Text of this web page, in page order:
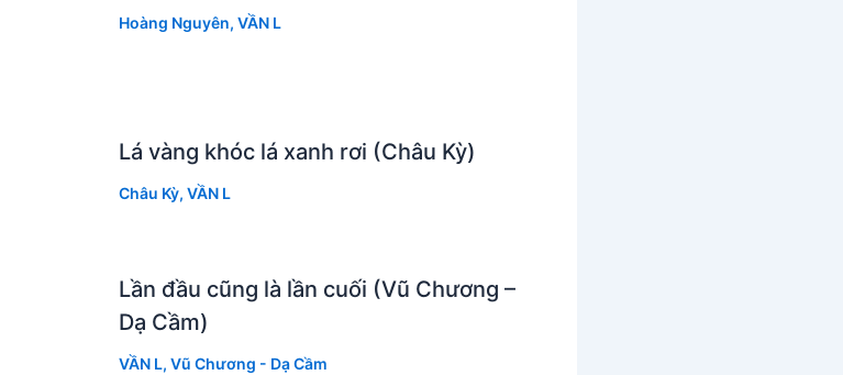
Hoàng Nguyên, VẦN L
Lá vàng khóc lá xanh rơi (Châu Kỳ)
Châu Kỳ, VẦN L
Lần đầu cũng là lần cuối (Vũ Chương –
Dạ Cầm)
VẦN L, Vũ Chương - Dạ Cầm